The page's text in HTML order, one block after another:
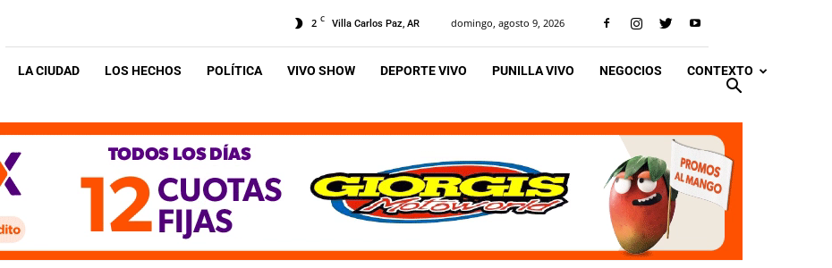
2 C Villa Carlos Paz, AR domingo, agosto 9, 2026
LA CIUDAD LOS HECHOS POLÍTICA VIVO SHOW DEPORTE VIVO PUNILLA VIVO NEGOCIOS CONTEXTO